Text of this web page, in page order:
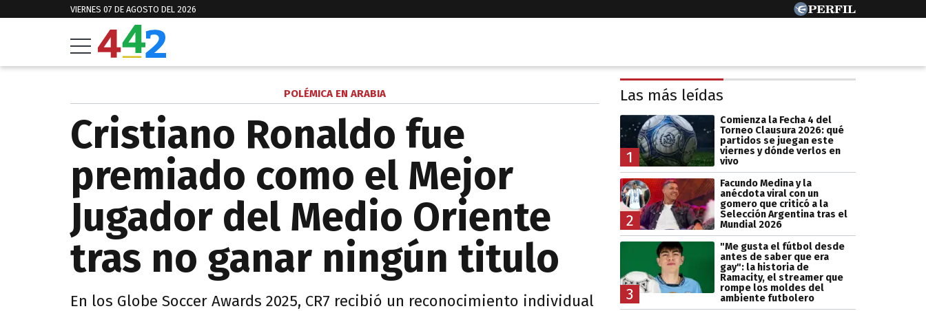
VIERNES 07 DE AGOSTO DEL 2026
POLÉMICA EN ARABIA
Cristiano Ronaldo fue
premiado como el Mejor
Jugador del Medio Oriente
tras no ganar ningún titulo
En los Globe Soccer Awards 2025, CR7 recibió un reconocimiento individual
Las más leídas
1
Comienza la Fecha 4 del
Torneo Clausura 2026: qué
partidos se juegan este
viernes y dónde verlos en
vivo
2
Facundo Medina y la
anécdota viral con un
gomero que criticó a la
Selección Argentina tras el
Mundial 2026
3
"Me gusta el fútbol desde
antes de saber que era
gay": la historia de
Ramacity, el streamer que
rompe los moldes del
ambiente futbolero